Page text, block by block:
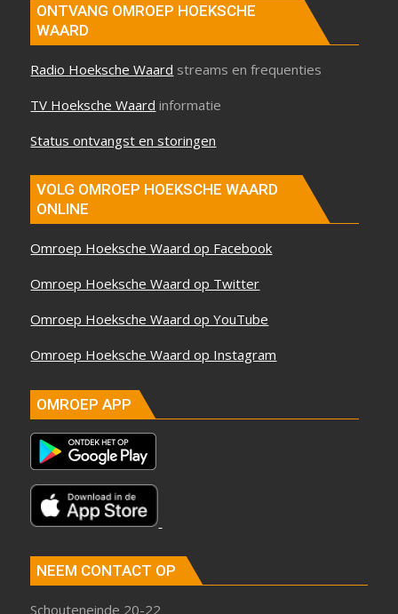
ONTVANG OMROEP HOEKSCHE
WAARD
Radio Hoeksche Waard streams en frequenties
TV Hoeksche Waard informatie
Status ontvangst en storingen
VOLG OMROEP HOEKSCHE WAARD
ONLINE
Omroep Hoeksche Waard op Facebook
Omroep Hoeksche Waard op Twitter
Omroep Hoeksche Waard op YouTube
Omroep Hoeksche Waard op Instagram
OMROEP APP
NEEM CONTACT OP
Schouteneinde 20-22